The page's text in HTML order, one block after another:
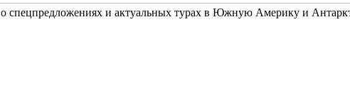
спецпредложениях и актуальных турах в Южную Америку и